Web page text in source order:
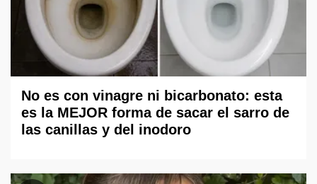
No es con vinagre ni bicarbonato: esta
es la MEJOR forma de sacar el sarro de
las canillas y del inodoro